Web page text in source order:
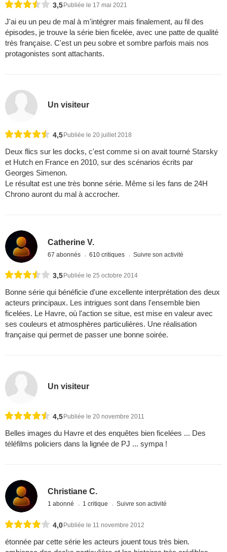
3,5Publiée le 17 mai 2021
J'ai eu un peu de mal à m'intégrer mais finalement, au fil des
épisodes, je trouve la série bien ficelée, avec une patte de qualité
très française. C'est un peu sobre et sombre parfois mais nos
protagonistes sont attachants.
Un visiteur
4,5 Publiée le 20 juillet 2018
Deux flics sur les docks, c'est comme si on avait tourné Starsky
et Hutch en France en 2010, sur des scénarios écrits par
Georges Simenon.
Le résultat est une très bonne série. Même si les fans de 24H
Chrono auront du mal à accrocher.
Catherine V.
67 abonnés 610 critiques Suivre son activité
3,5 Publiée le 25 octobre 2014
Bonne série qui bénéficie d'une excellente interprétation des deux
acteurs principaux. Les intrigues sont dans l'ensemble bien
ficelées. Le Havre, où l'action se situe, est mise en valeur avec
ses couleurs et atmosphères particulières. Une réalisation
française qui permet de passer une bonne soirée.
Un visiteur
4,5Publiée le 20 novembre 2011
Belles images du Havre et des enquêtes bien ficelées ... Des
téléfilms policiers dans la lignée de PJ ... sympa !
Christiane C.
1 abonné 1 critique Suivre son activité
4,0Publiée le 11 novembre 2012
étonnée par cette série les acteurs jouent tous très bien.